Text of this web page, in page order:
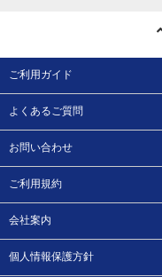
ご利用ガイド
よくあるご質問
お問い合わせ
ご利用規約
会社案内
個人情報保護方針